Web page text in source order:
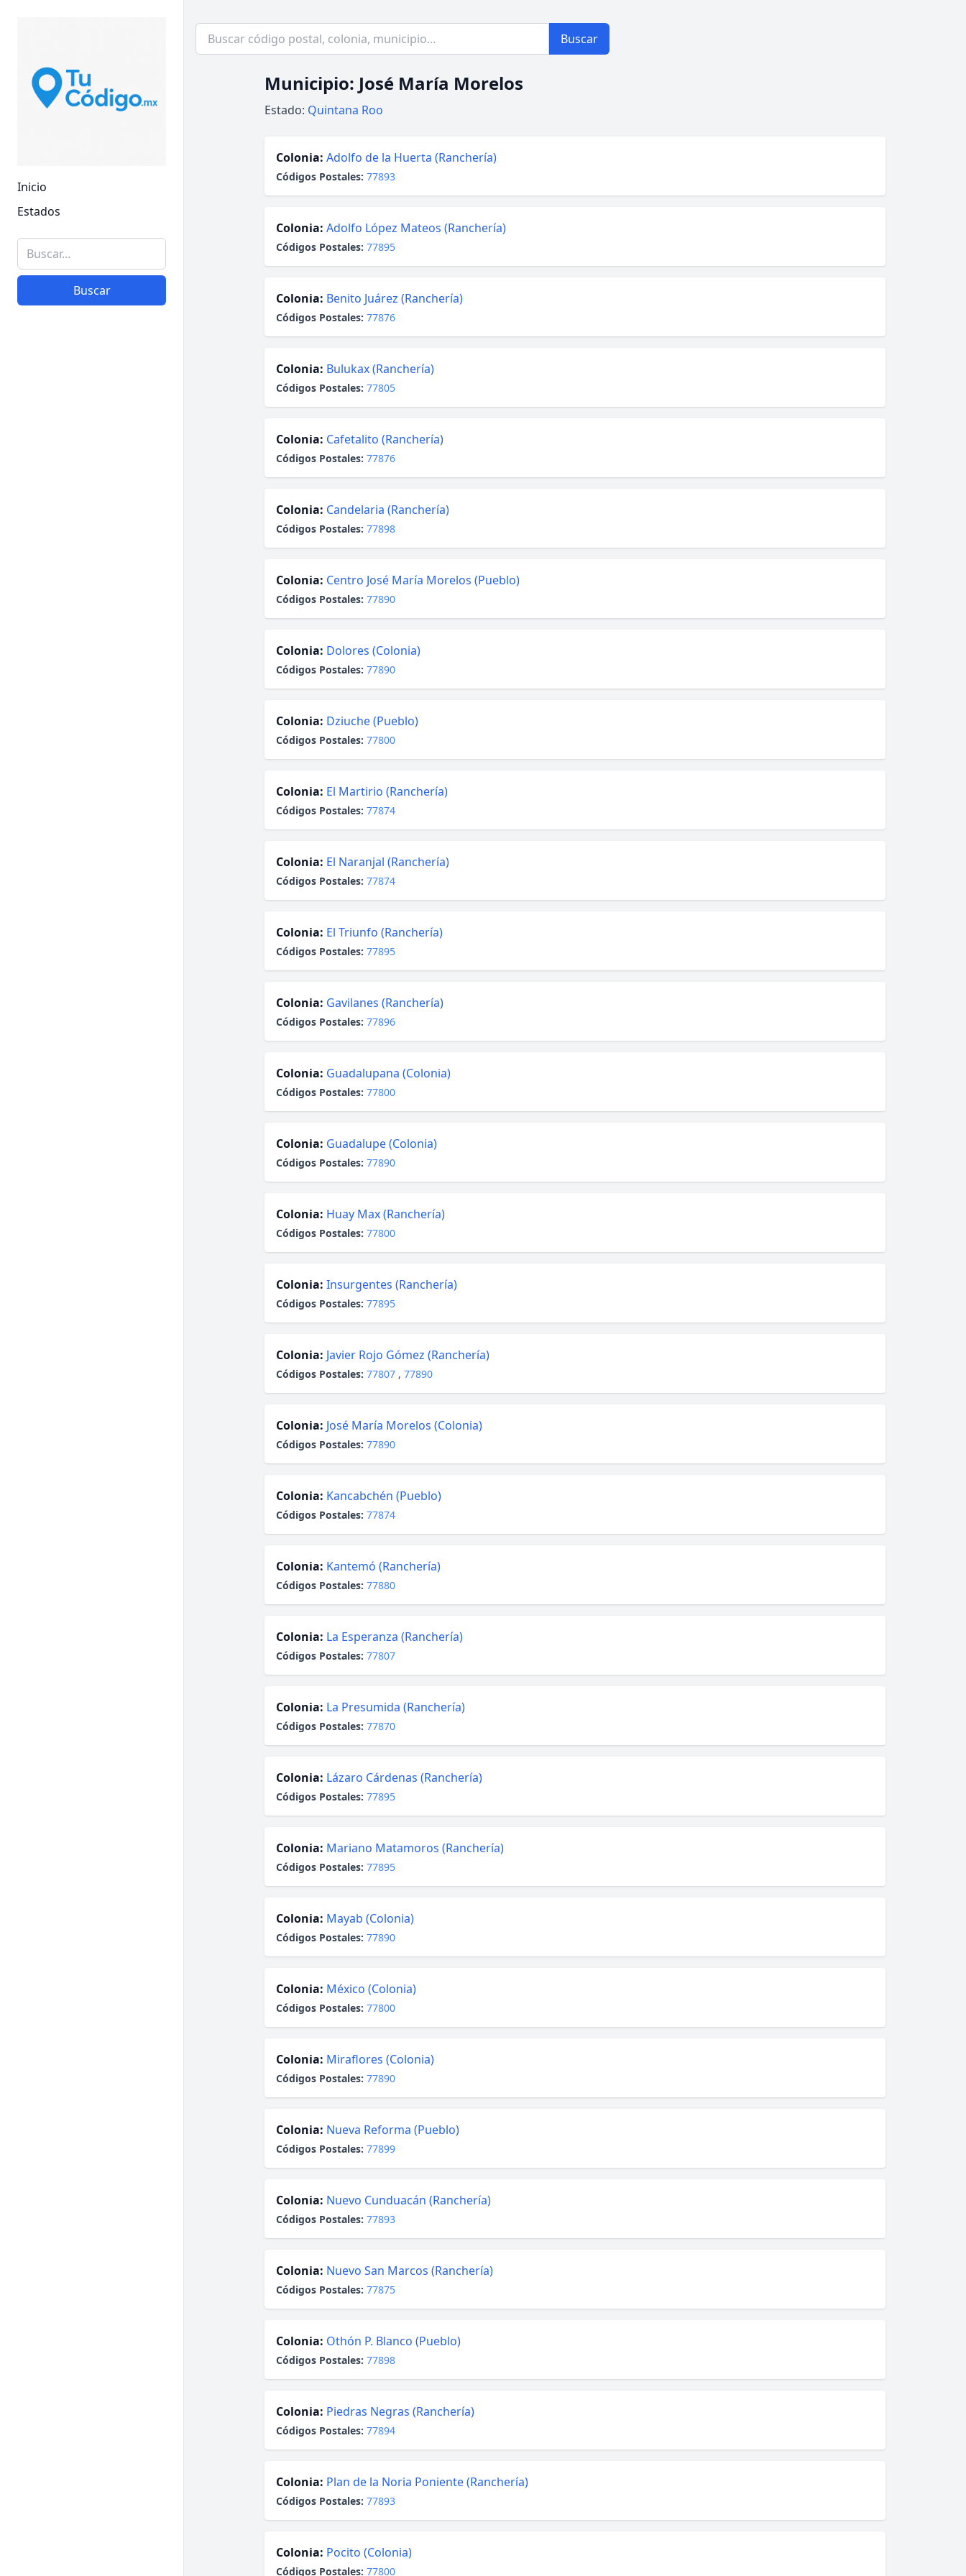
Inicio
Estados
Buscar
Buscar
Municipio: José María Morelos
Estado: Quintana Roo
Colonia: Adolfo de la Huerta (Ranchería)
Códigos Postales: 77893
Colonia: Adolfo López Mateos (Ranchería)
Códigos Postales: 77895
Colonia: Benito Juárez (Ranchería)
Códigos Postales: 77876
Colonia: Bulukax (Ranchería)
Códigos Postales: 77805
Colonia: Cafetalito (Ranchería)
Códigos Postales: 77876
Colonia: Candelaria (Ranchería)
Códigos Postales: 77898
Colonia: Centro José María Morelos (Pueblo)
Códigos Postales: 77890
Colonia: Dolores (Colonia)
Códigos Postales: 77890
Colonia: Dziuche (Pueblo)
Códigos Postales: 77800
Colonia: El Martirio (Ranchería)
Códigos Postales: 77874
Colonia: El Naranjal (Ranchería)
Códigos Postales: 77874
Colonia: El Triunfo (Ranchería)
Códigos Postales: 77895
Colonia: Gavilanes (Ranchería)
Códigos Postales: 77896
Colonia: Guadalupana (Colonia)
Códigos Postales: 77800
Colonia: Guadalupe (Colonia)
Códigos Postales: 77890
Colonia: Huay Max (Ranchería)
Códigos Postales: 77800
Colonia: Insurgentes (Ranchería)
Códigos Postales: 77895
Colonia: Javier Rojo Gómez (Ranchería)
Códigos Postales: 77807 , 77890
Colonia: José María Morelos (Colonia)
Códigos Postales: 77890
Colonia: Kancabchén (Pueblo)
Códigos Postales: 77874
Colonia: Kantemó (Ranchería)
Códigos Postales: 77880
Colonia: La Esperanza (Ranchería)
Códigos Postales: 77807
Colonia: La Presumida (Ranchería)
Códigos Postales: 77870
Colonia: Lázaro Cárdenas (Ranchería)
Códigos Postales: 77895
Colonia: Mariano Matamoros (Ranchería)
Códigos Postales: 77895
Colonia: Mayab (Colonia)
Códigos Postales: 77890
Colonia: México (Colonia)
Códigos Postales: 77800
Colonia: Miraflores (Colonia)
Códigos Postales: 77890
Colonia: Nueva Reforma (Pueblo)
Códigos Postales: 77899
Colonia: Nuevo Cunduacán (Ranchería)
Códigos Postales: 77893
Colonia: Nuevo San Marcos (Ranchería)
Códigos Postales: 77875
Colonia: Othón P. Blanco (Pueblo)
Códigos Postales: 77898
Colonia: Piedras Negras (Ranchería)
Códigos Postales: 77894
Colonia: Plan de la Noria Poniente (Ranchería)
Códigos Postales: 77893
Colonia: Pocito (Colonia)
Códigos Postales: 77800